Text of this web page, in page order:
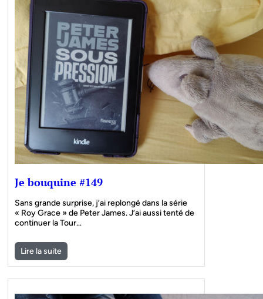
Je bouquine #149
Sans grande surprise, j’ai replongé dans la série
« Roy Grace » de Peter James. J’ai aussi tenté de
continuer la Tour…
Lire la suite